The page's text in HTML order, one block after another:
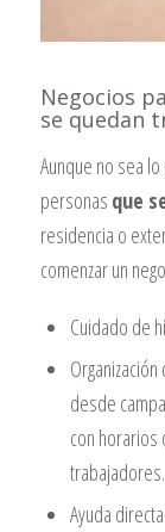
Negocios
se quedan
Aunque no sea
personas que
residencia o
comenzar un
Cuidado de
desde
con horarios
trabajadores.
Ayuda